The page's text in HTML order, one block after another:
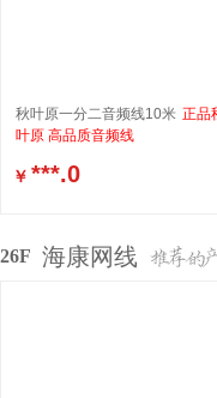
秋叶原一分二音频线10米 正品
叶原 高品质音频线
￥ ***.0
26F 海康网线